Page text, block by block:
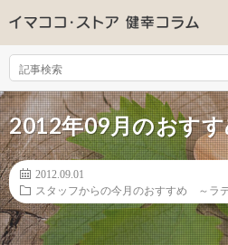
2012年09月のおす
2012.09.01
スタッフからの今月のおすすめ ～ラ